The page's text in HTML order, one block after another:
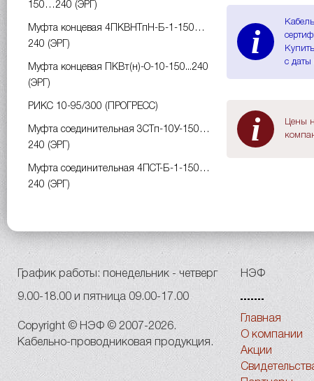
150…240 (ЭРГ)
Муфта концевая 4ПКВНТпН-Б-1-150…
240 (ЭРГ)
Муфта концевая ПКВт(н)-О-10-150...240
(ЭРГ)
РИКС 10-95/300 (ПРОГРЕСС)
Муфта соединительная 3СТп-10У-150…
240 (ЭРГ)
Муфта соединительная 4ПСТ-Б-1-150…
240 (ЭРГ)
i
с даты
i
Цены
НЭФ
Главная
О компании
Акции
График работы: понедельник - четверг
9.00-18.00 и пятница 09.00-17.00
Copyright © НЭФ © 2007-2026.
Кабельно-проводниковая продукция.